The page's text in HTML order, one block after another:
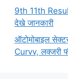
9th 11th Result
देखे जानकारी
ऑटोमोबाइल
Curvv, लक्जरी